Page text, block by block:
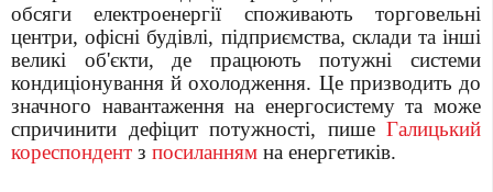
обсяги електроенергії споживають торговельні
центри, офісні будівлі, підприємства, склади та інші
великі об'єкти, де працюють потужні системи
кондиціонування й охолодження. Це призводить до
значного навантаження на енергосистему та може
спричинити дефіцит потужності, пише Галицький
кореспондент з посиланням на енергетиків.